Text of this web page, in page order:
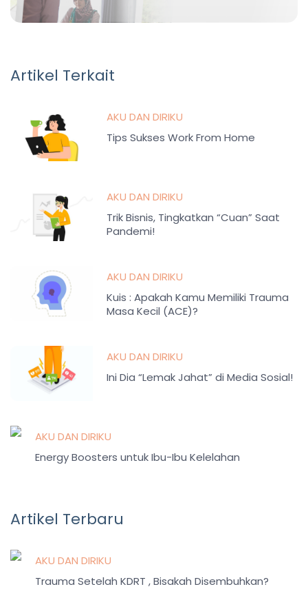
Artikel Terkait
AKU DAN DIRIKU
Tips Sukses Work From Home
AKU DAN DIRIKU
Trik Bisnis, Tingkatkan “Cuan” Saat
Pandemi!
AKU DAN DIRIKU
Kuis : Apakah Kamu Memiliki Trauma
Masa Kecil (ACE)?
AKU DAN DIRIKU
Ini Dia “Lemak Jahat” di Media Sosial!
AKU DAN DIRIKU
Energy Boosters untuk Ibu-Ibu Kelelahan
Artikel Terbaru
AKU DAN DIRIKU
Trauma Setelah KDRT , Bisakah Disembuhkan?